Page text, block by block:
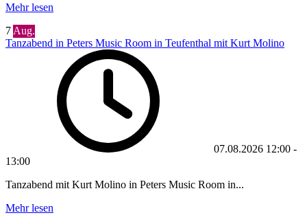
Mehr lesen
7 Aug.
Tanzabend in Peters Music Room in Teufenthal mit Kurt Molino
07.08.2026 12:00 -
13:00
Tanzabend mit Kurt Molino in Peters Music Room in...
Mehr lesen